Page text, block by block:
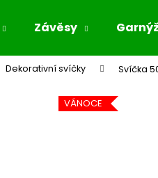
Závěsy
Dekorativní svíčky Svíčka
VÁNOCE
Co